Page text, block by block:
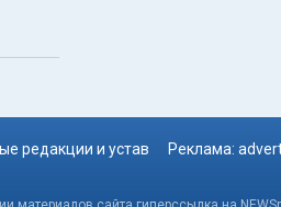
редакции и устав Реклама: